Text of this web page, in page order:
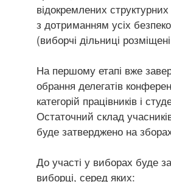
відокремлених структурних
з дотриманням усіх
(виборчі дільниці
На першому етапі вже
обрання делегатів
категорій працівників і
Остаточний склад
буде затверджено на
До участі у виборах буде
виборці, серед яких: